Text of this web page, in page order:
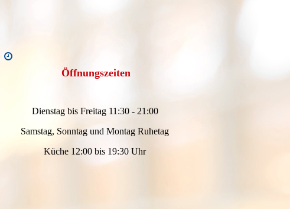
Öffnungszeiten
Dienstag bis Freitag 11:30 - 21:00
Samstag, Sonntag und Montag Ruhetag
Küche 12:00 bis 19:30 Uhr